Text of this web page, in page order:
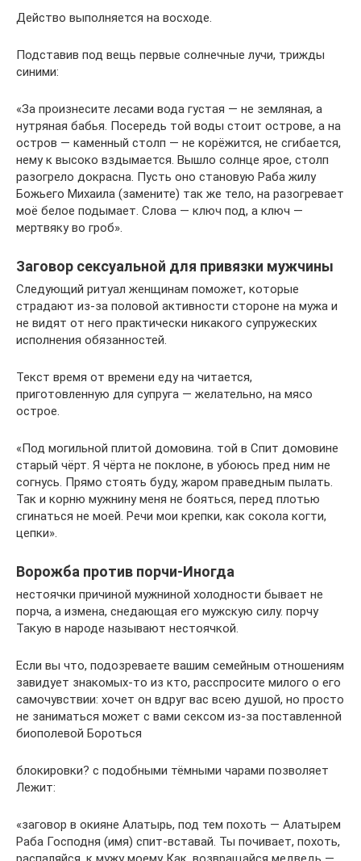
Действо выполняется на восходе.
Подставив под вещь первые солнечные лучи, трижды
синими:
«За произнесите лесами вода густая — не земляная, а
нутряная бабья. Посередь той воды стоит острове, а на
остров — каменный столп — не корёжится, не сгибается,
нему к высоко вздымается. Вышло солнце ярое, столп
разогрело докрасна. Пусть оно становую Раба жилу
Божьего Михаила (замените) так же тело, на разогревает
моё белое подымает. Слова — ключ под, а ключ —
мертвяку во гроб».
Заговор сексуальной для привязки мужчины
Следующий ритуал женщинам поможет, которые
страдают из-за половой активности стороне на мужа и
не видят от него практически никакого супружеских
исполнения обязанностей.
Текст время от времени еду на читается,
приготовленную для супруга — желательно, на мясо
острое.
«Под могильной плитой домовина. той в Спит домовине
старый чёрт. Я чёрта не поклоне, в убоюсь пред ним не
согнусь. Прямо стоять буду, жаром праведным пылать.
Так и корню мужнину меня не бояться, перед плотью
сгинаться не моей. Речи мои крепки, как сокола когти,
цепки».
Ворожба против порчи-Иногда
нестоячки причиной мужниной холодности бывает не
порча, а измена, снедающая его мужскую силу. порчу
Такую в народе называют нестоячкой.
Если вы что, подозреваете вашим семейным отношениям
завидует знакомых-то из кто, расспросите милого о его
самочувствии: хочет он вдруг вас всею душой, но просто
не заниматься может с вами сексом из-за поставленной
биополевой Бороться
блокировки? с подобными тёмными чарами позволяет
Лежит:
«заговор в окияне Алатырь, под тем похоть — Алатырем
Раба Господня (имя) спит-вставай. Ты почивает, похоть,